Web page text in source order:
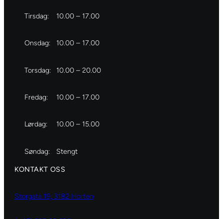
Tirsdag: 10.00 – 17.00
Onsdag: 10.00 – 17.00
Torsdag: 10.00 – 20.00
Fredag: 10.00 – 17.00
Lørdag: 10.00 – 15.00
Søndag: Stengt
KONTAKT OSS
Storgata 19, 3182 Horten